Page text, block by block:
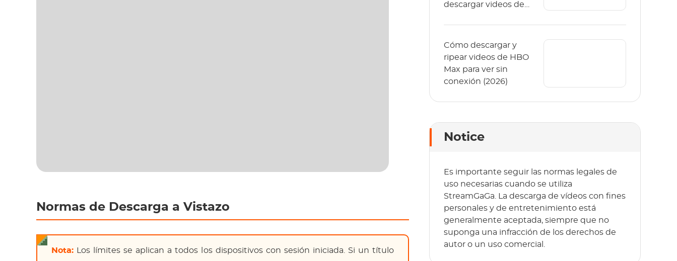
Normas de Descarga a Vistazo
Nota: Los límites se aplican a todos los dispositivos con sesión iniciada. Si un título
descargar videos de
Cómo descargar y
ripear videos de HBO
Max para ver sin
conexión (2026)
Notice
Es importante seguir las normas legales de
uso necesarias cuando se utiliza
StreamGaGa. La descarga de vídeos con fines
personales y de entretenimiento está
generalmente aceptada, siempre que no
suponga una infracción de los derechos de
autor o un uso comercial.